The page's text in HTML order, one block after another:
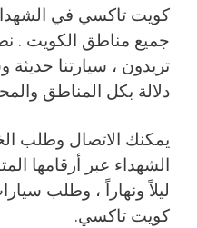
كويت تاكسي في
جميع مناطق الكويت .
تريدون ، سيارتنا حديثة
دلالة بكل المناطق
يمكنك الاتصال وطلب
الشهداء عبر أرقامها
ليلاً ونهاراً ، وطلب
كويت تاكسي.